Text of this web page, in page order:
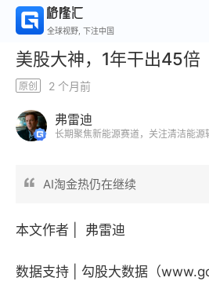
全球视野, 下注中国
美股大神，1年干出45倍
原创 2 个月前
弗雷迪
长期聚焦新能源赛道，关注清洁能源
AI淘金热仍在继续
本文作者 | 弗雷迪
数据支持 | 勾股大数据（